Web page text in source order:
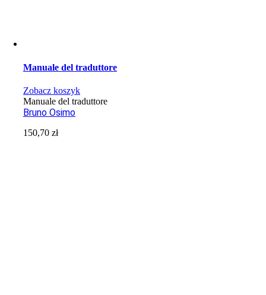
Manuale del traduttore
Zobacz koszyk
Manuale del traduttore
Bruno Osimo
150,70zł